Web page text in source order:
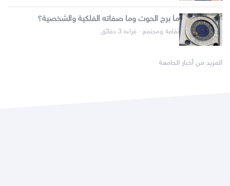
ما برج الحوت وما صفاته الفلكية والشخصية؟
ثقافة ومجتمع · قراءة 3 دقائق
المزيد من أخبار الجامعة